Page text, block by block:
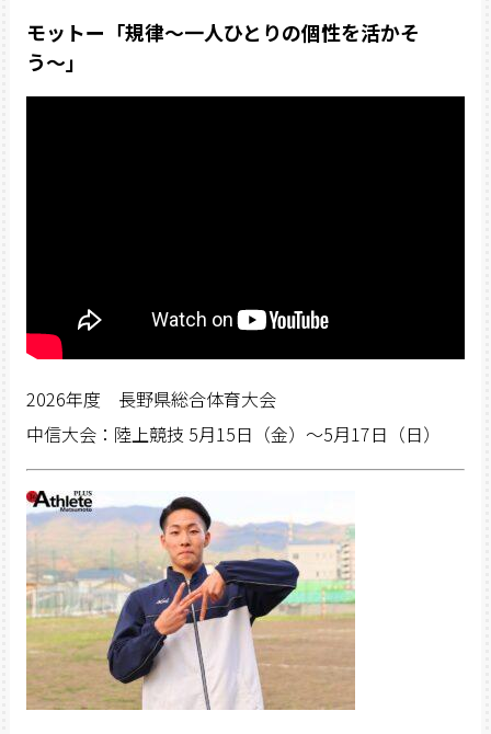
モットー「規律〜一人ひとりの個性を活かそ
う〜」
2026年度 長野県総合体育大会
中信大会：陸上競技 5月15日（金）〜5月17日（日）